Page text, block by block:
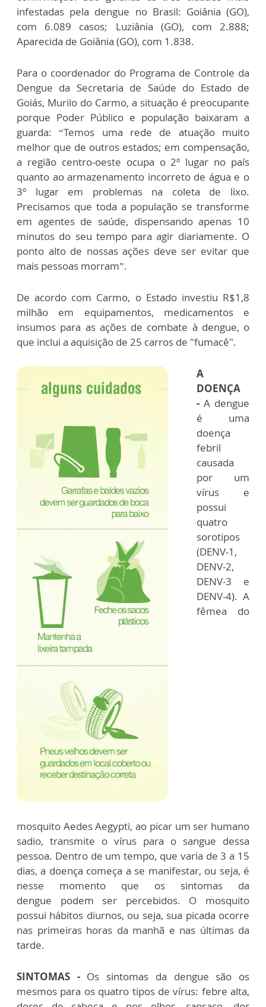
infestadas pela dengue no Brasil: Goiânia (GO),
com 6.089 casos; Luziânia (GO), com 2.888;
Aparecida de Goiânia (GO), com 1.838.
Para o coordenador do Programa de Controle da
Dengue da Secretaria de Saúde do Estado de
Goiás, Murilo do Carmo, a situação é preocupante
porque Poder Público e população baixaram a
guarda: “Temos uma rede de atuação muito
melhor que de outros estados; em compensação,
a região centro-oeste ocupa o 2º lugar no país
quanto ao armazenamento incorreto de água e o
3º lugar em problemas na coleta de lixo.
Precisamos que toda a população se transforme
em agentes de saúde, dispensando apenas 10
minutos do seu tempo para agir diariamente. O
ponto alto de nossas ações deve ser evitar que
mais pessoas morram”.
De acordo com Carmo, o Estado investiu R$1,8
milhão em equipamentos, medicamentos e
insumos para as ações de combate à dengue, o
que inclui a aquisição de 25 carros de "fumacê".
A
DOENÇA
- A dengue
é uma
doença
febril
causada
por um
vírus e
possui
quatro
sorotipos
(DENV-1,
DENV-2,
DENV-3 e
DENV-4). A
fêmea do
mosquito Aedes Aegypti, ao picar um ser humano
sadio, transmite o vírus para o sangue dessa
pessoa. Dentro de um tempo, que varia de 3 a 15
dias, a doença começa a se manifestar, ou seja, é
nesse momento que os sintomas da
dengue podem ser percebidos. O mosquito
possui hábitos diurnos, ou seja, sua picada ocorre
nas primeiras horas da manhã e nas últimas da
tarde.
SINTOMAS - Os sintomas da dengue são os
mesmos para os quatro tipos de vírus: febre alta,